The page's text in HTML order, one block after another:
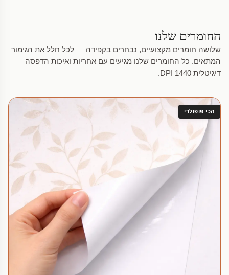
החומרים שלנו
שלושה חומרים מקצועיים, נבחרים בקפידה — לכל חלל את הגימור
המתאים. כל החומרים שלנו מגיעים עם אחריות ואיכות הדפסה
דיגיטלית 1440 DPI.
הכי פופולרי